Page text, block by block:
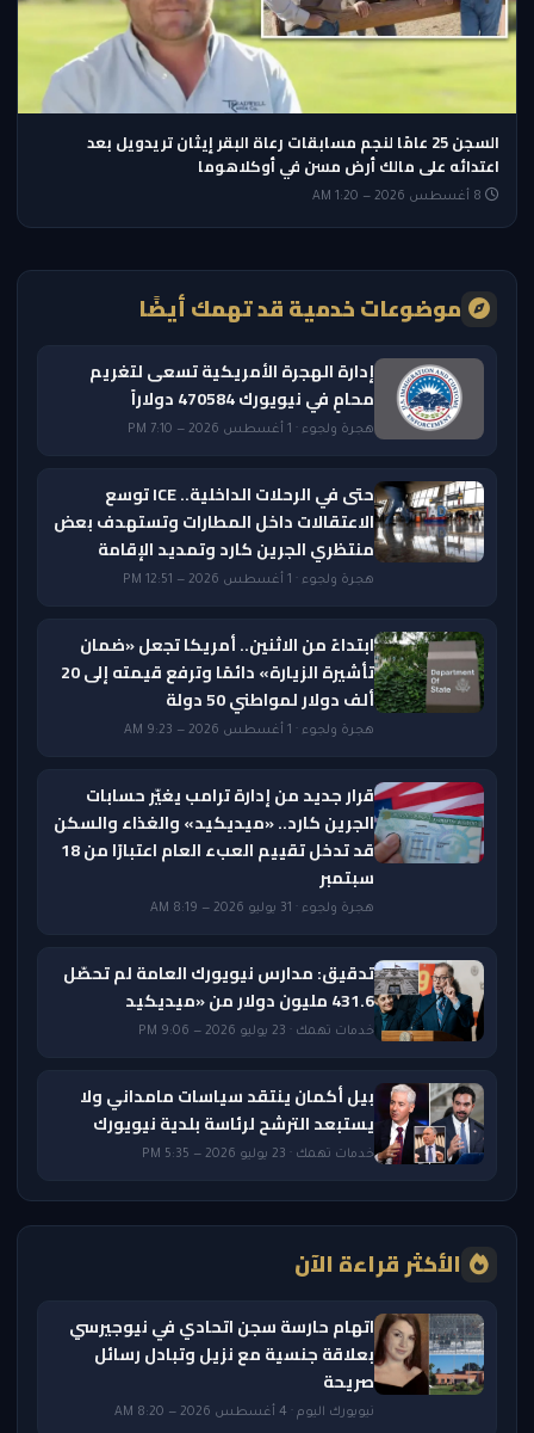
السجن 25 عامًا لنجم مسابقات رعاة البقر إيثان تريدويل بعد
اعتدائه على مالك أرض مسن في أوكلاهوما
موضوعات خدمية قد تهمك أيضًا
إدارة الهجرة الأمريكية تسعى لتغريم
محامٍ في نيويورك 470584 دولاراً
هجرة ولجوء · 1 أغسطس 2026 — 7:10 PM
حتى في الرحلات الداخلية.. ICE توسع
الاعتقالات داخل المطارات وتستهدف بعض
منتظري الجرين كارد وتمديد الإقامة
هجرة ولجوء · 1 أغسطس 2026 — 12:51 PM
ابتداءً من الاثنين.. أمريكا تجعل «ضمان
تأشيرة الزيارة» دائمًا وترفع قيمته إلى 20
ألف دولار لمواطني 50 دولة
هجرة ولجوء · 1 أغسطس 2026 — 9:23 AM
قرار جديد من إدارة ترامب يغيّر حسابات
الجرين كارد.. «ميديكيد» والغذاء والسكن
قد تدخل تقييم العبء العام اعتبارًا من 18
سبتمبر
هجرة ولجوء · 31 يوليو 2026 — 8:19 AM
تدقيق: مدارس نيويورك العامة لم تحصّل
431.6 مليون دولار من «ميديكيد
خدمات تهمك · 23 يوليو 2026 — 9:06 PM
بيل أكمان ينتقد سياسات مامداني ولا
يستبعد الترشح لرئاسة بلدية نيويورك
خدمات تهمك · 23 يوليو 2026 — 5:35 PM
الأكثر قراءة الآن
اتهام حارسة سجن اتحادي في نيوجيرسي
بعلاقة جنسية مع نزيل وتبادل رسائل
صريحة
نيويورك اليوم · 4 أغسطس 2026 — 8:20 AM